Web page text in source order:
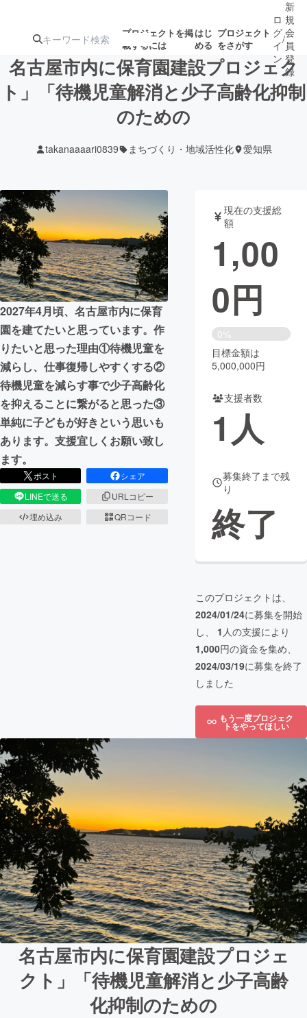
プロジェクトを掲
載するには
はじ
める
プロジェクト
をさがす
注目の新着プロ募集終了が近いプ
テクノロジー・ガジェット
映像・映画 書籍・雑誌
ビジネス・起業 チャレンジ
まちづくり・地域活性化
CAMPFIRE for Social Good
CAMPFIRE Creation
CAMPFIREふるさと納税machi-ya コミュニティ
ロ
グ
イ
ン
/
新
規
会
員
登
録
名古屋市内に保育園建設プロジェク
ト」「待機児童解消と少子高齢化抑制
のための
takanaaaari0839 まちづくり・地域活性化 愛知県
2027年4月頃、名古屋市内に保育
園を建てたいと思っています。作
りたいと思った理由①待機児童を
減らし、仕事復帰しやすくする②
待機児童を減らす事で少子高齢化
を抑えることに繋がると思った③
単純に子どもが好きという思いも
あります。支援宜しくお願い致し
ます。
ポスト
シェア
LINEで送る
URLコピー
埋め込み
QRコード
現在の支援総
額
1,00
0円
0%
目標金額は
5,000,000円
支援者数
1人
募集終了まで残
り
終了
このプロジェクトは、
2024/01/24に募集を開始
し、 1 人の支援により
1,000円の資金を集め、
2024/03/19に募集を終了
しました
もう一度プロジェク
トをやってほしい
名古屋市内に保育園建設プロジェ
クト」「待機児童解消と少子高齢
化抑制のための